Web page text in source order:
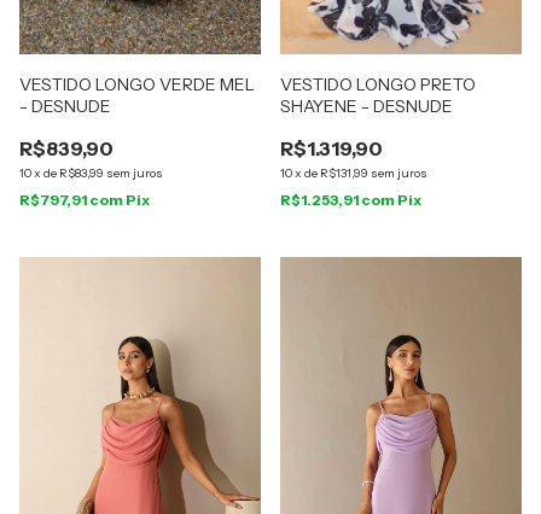
VESTIDO LONGO VERDE MEL
- DESNUDE
R$839,90
10x de R$83,99 sem juros
R$797,91 com Pix
VESTIDO LONGO PRETO
SHAYENE - DESNUDE
R$1.319,90
10x de R$131,99 sem juros
R$1.253,91 com Pix